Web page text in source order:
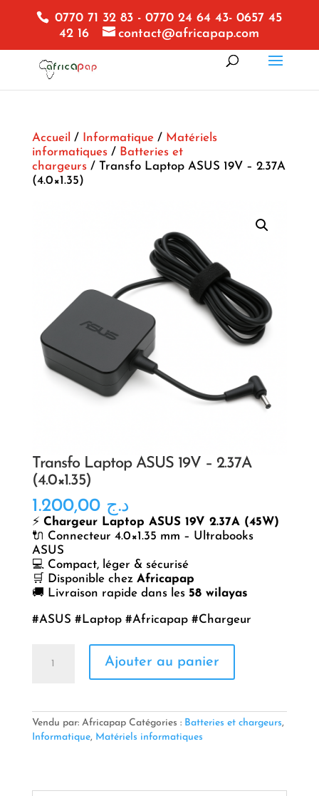
0770 71 32 83 - 0770 24 64 43- 0657 45
42 16
contact@africapap.com
Accueil / Informatique/ Matériels
informatiques/ Batteries et
chargeurs/ Transfo Laptop ASUS 19V – 2.37A
(4.0×1.35)
Transfo Laptop ASUS 19V – 2.37A
(4.0×1.35)
د.ج 1.200,00
⚡ Chargeur Laptop ASUS 19V 2.37A (45W)
🔌 Connecteur 4.0×1.35 mm – Ultrabooks
ASUS
💻 Compact, léger & sécurisé
🛒 Disponible chez Africapap
🚚 Livraison rapide dans les 58 wilayas
#ASUS #Laptop #Africapap #Chargeur
19V
–
Ajouter au panier
Vendu par: Africapap Catégories : Batteries et chargeurs,
Informatique, Matériels informatiques